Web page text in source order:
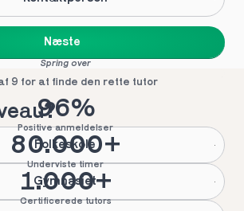
Næste
Spring over
9 for at finde den rette tutor
Folkeskole
Gymnasiet
96%
Positive anmeldelser
80.000+
Underviste timer
1.000+
Certificerede tutors